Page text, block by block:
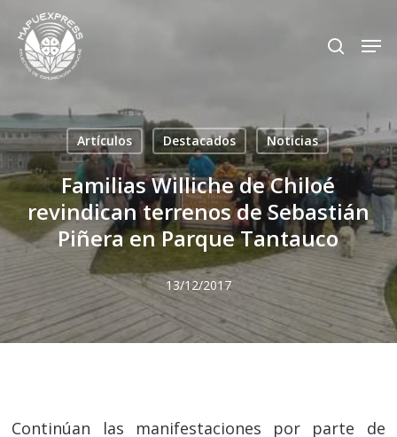
main
search
Artículos Destacados Noticias
Familias Williche de Chiloé
revindican terrenos de Sebastián
Piñera en Parque Tantauco
13/12/2017
Continúan las manifestaciones por parte de
Close